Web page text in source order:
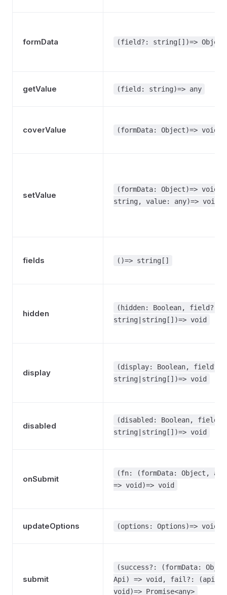
formData (field?: string[])=> Object
getValue (field: string)=> any
coverValue (formData: Object)=> void
setValue
(formData: Object)=>
string, value: any)=> void
fields ()=> string[]
hidden
(hidden: Boolean, field?:
string|string[])=> void
display
(display: Boolean, field?:
string|string[])=> void
disabled
(disabled: Boolean, field?:
string|string[])=> void
onSubmit
(fn: (formData: Object,
=> void)=> void
updateOptions (options: Options)=> void
submit
(success?: (formData:
Api) => void, fail?: (api:
void)=> Promise<any>